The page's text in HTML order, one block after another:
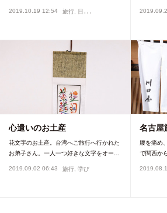
2019.10.19 12:54 旅行 日本文化
心遣いのお土産
花文字のお土産。台湾へご旅行へ行かれた
お弟子さん。一人一つ好きな文字をオー…
2019.09.02 06:43 旅行 学び
名古屋
腰を痛め
で関西か